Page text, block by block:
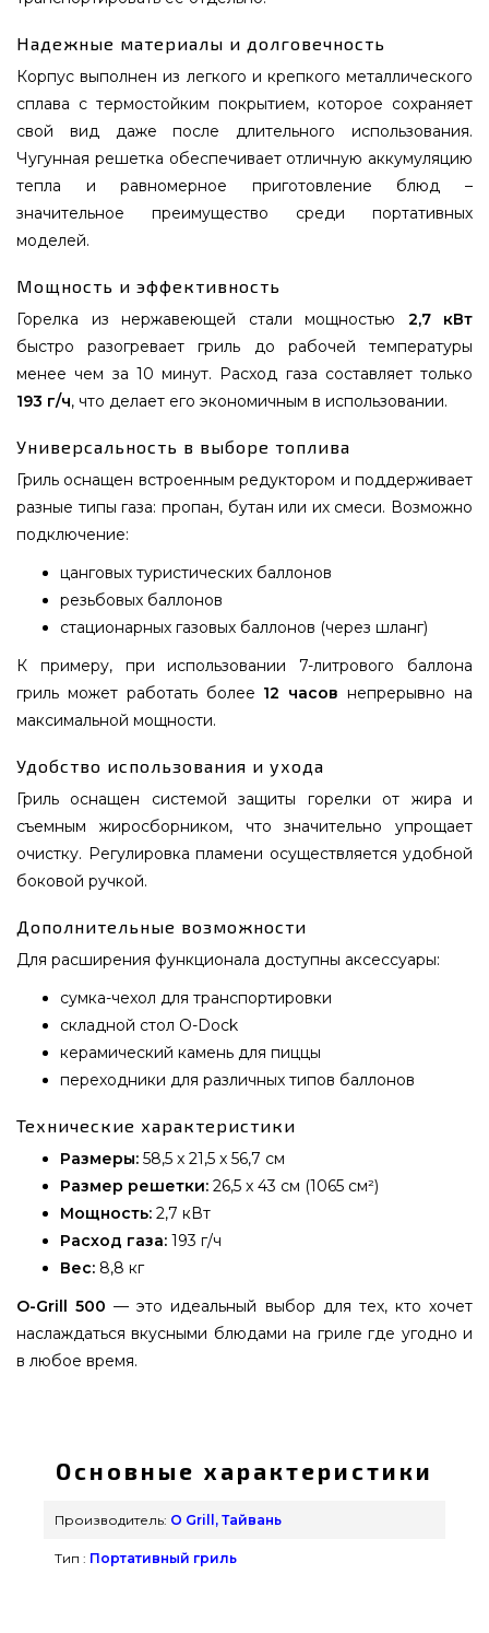
Надежные материалы и долговечность
Корпус выполнен из легкого и крепкого металлического
сплава с термостойким покрытием, которое сохраняет
свой вид даже после длительного использования.
Чугунная решетка обеспечивает отличную аккумуляцию
тепла и равномерное приготовление блюд –
значительное преимущество среди портативных
моделей.
Мощность и эффективность
Горелка из нержавеющей стали мощностью 2,7 кВт
быстро разогревает гриль до рабочей температуры
менее чем за 10 минут. Расход газа составляет только
193 г/ч, что делает его экономичным в использовании.
Универсальность в выборе топлива
Гриль оснащен встроенным редуктором и поддерживает
разные типы газа: пропан, бутан или их смеси. Возможно
подключение:
цанговых туристических баллонов
резьбовых баллонов
стационарных газовых баллонов (через шланг)
К примеру, при использовании 7-литрового баллона
гриль может работать более 12 часов непрерывно на
максимальной мощности.
Удобство использования и ухода
Гриль оснащен системой защиты горелки от жира и
съемным жиросборником, что значительно упрощает
очистку. Регулировка пламени осуществляется удобной
боковой ручкой.
Дополнительные возможности
Для расширения функционала доступны аксессуары:
сумка-чехол для транспортировки
складной стол O-Dock
керамический камень для пиццы
переходники для различных типов баллонов
Технические характеристики
Размеры: 58,5 x 21,5 x 56,7 см
Размер решетки: 26,5 x 43 см (1065 см²)
Мощность: 2,7 кВт
Расход газа: 193 г/ч
Вес: 8,8 кг
O-Grill 500 — это идеальный выбор для тех, кто хочет
наслаждаться вкусными блюдами на гриле где угодно и
в любое время.
подарок! - SETo-grill_500_orange заказать от
популярного бренда O Grill, Тайвань по лучшей
стоимости всего 16 990 грн. в каталоге интернет
заказывайте также Портативные грили в
Основные характеристики
Производитель: O Grill, Тайвань
Тип : Портативный гриль